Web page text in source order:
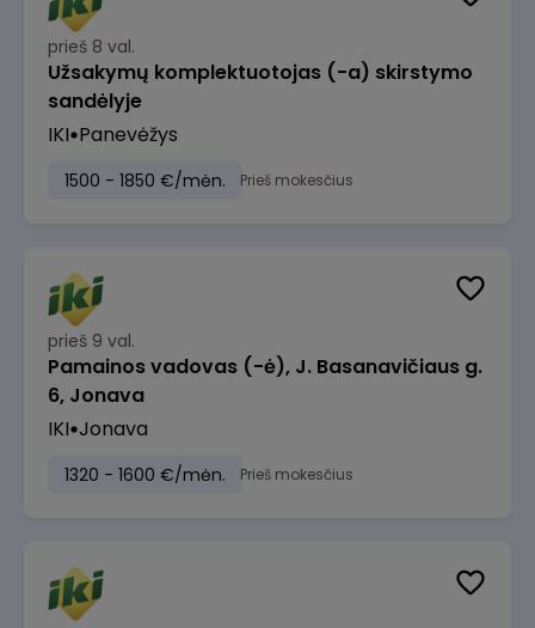
prieš 8 val.
Užsakymų komplektuotojas (-a) skirstymo
sandėlyje
IKI Panevėžys
1500 - 1850 €/mėn. Prieš mokesčius
prieš 9 val.
Pamainos vadovas (-ė), J. Basanavičiaus g.
6, Jonava
IKI Jonava
1320 - 1600 €/mėn. Prieš mokesčius